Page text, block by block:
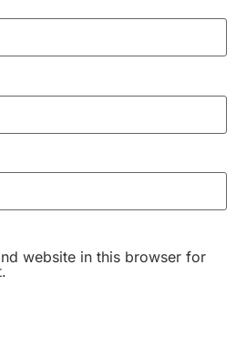
website in this browser for